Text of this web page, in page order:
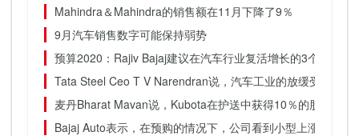
Mahindra＆Mahindra的销售额在11月下降了9％
9月汽车销售数字可能保持弱势
预算2020：Rajiv Bajaj建议在汽车行业复活增长的3个步骤
Tata Steel Ceo T V Narendran说，汽车工业的放缓受到钢铁
麦丹Bharat Mavan说，Kubota在护送中获得10％的股权，以
Bajaj Auto表示，在预购的情况下，公司看到小型上涨，商业